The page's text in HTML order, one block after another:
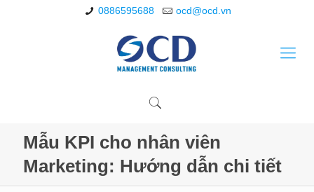
0886595688 ocd@ocd.vn
Mẫu KPI cho nhân viên
Marketing: Hướng dẫn chi tiết